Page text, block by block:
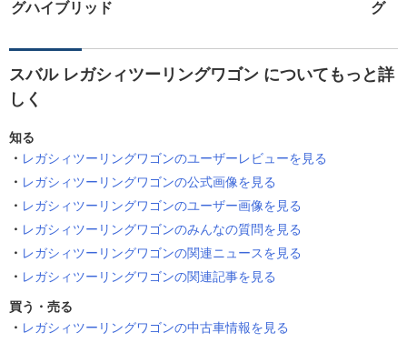
グハイブリッド グ
スバル レガシィツーリングワゴン についてもっと詳
しく
知る
レガシィツーリングワゴンのユーザーレビューを見る
レガシィツーリングワゴンの公式画像を見る
レガシィツーリングワゴンのユーザー画像を見る
レガシィツーリングワゴンのみんなの質問を見る
レガシィツーリングワゴンの関連ニュースを見る
レガシィツーリングワゴンの関連記事を見る
買う・売る
レガシィツーリングワゴンの中古車情報を見る